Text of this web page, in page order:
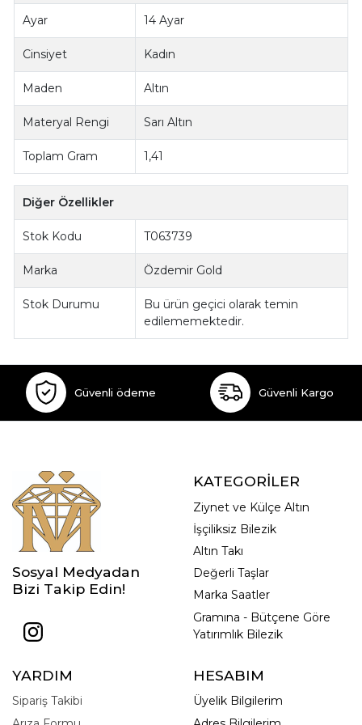
Ayar 14 Ayar
Cinsiyet Kadın
Maden Altın
Materyal Rengi Sarı Altın
Toplam Gram 1,41
Diğer Özellikler
Stok Kodu T063739
Marka Özdemir Gold
Stok Durumu
Bu ürün geçici olarak temin
edilememektedir.
Güvenli ödeme Güvenli Kargo
Sosyal Medyadan
Bizi Takip Edin!
KATEGORİLER
Ziynet ve Külçe Altın
İşçiliksiz Bilezik
Altın Takı
Değerli Taşlar
Marka Saatler
Gramına - Bütçene Göre
Yatırımlık Bilezik
YARDIM
Sipariş Takibi
HESABIM
Üyelik Bilgilerim